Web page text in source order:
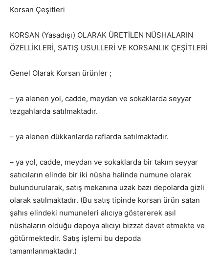
Korsan Çeşitleri
KORSAN (Yasadışı) OLARAK ÜRETİLEN NÜSHALARIN
ÖZELLİKLERİ, SATIŞ USULLERİ VE KORSANLIK ÇEŞİTLERİ
Genel Olarak Korsan ürünler ;
– ya alenen yol, cadde, meydan ve sokaklarda seyyar
tezgahlarda satılmaktadır.
– ya alenen dükkanlarda raflarda satılmaktadır.
– ya yol, cadde, meydan ve sokaklarda bir takım seyyar
satıcıların elinde bir iki nüsha halinde numune olarak
bulundurularak, satış mekanına uzak bazı depolarda gizli
olarak satılmaktadır. (Bu satış tipinde korsan ürün satan
şahıs elindeki numuneleri alıcıya göstererek asıl
nüshaların olduğu depoya alıcıyı bizzat davet etmekte ve
götürmektedir. Satış işlemi bu depoda
tamamlanmaktadır.)